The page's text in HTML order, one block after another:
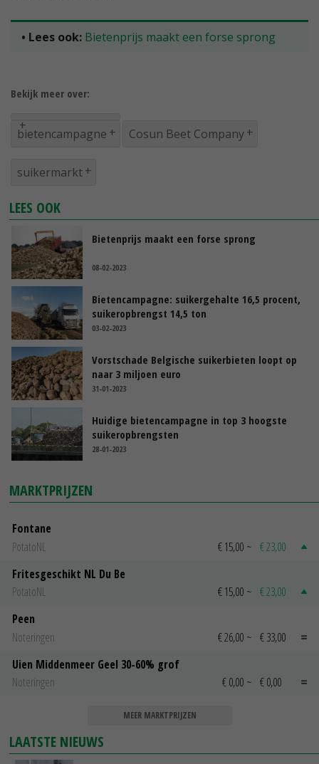
• Lees ook: Bietenprijs maakt een forse sprong
Bekijk meer over:
bietencampagne Cosun Beet Company
suikermarkt
LEES OOK
Bietenprijs maakt een forse sprong
08-02-2023
Bietencampagne: suikergehalte 16,5 procent,
suikeropbrengst 14,5 ton
03-02-2023
Vorstschade Belgische suikerbieten loopt op
naar 3 miljoen euro
31-01-2023
Huidige bietencampagne in top 3 hoogste
suikeropbrengsten
28-01-2023
MARKTPRIJZEN
Fontane
PotatoNL
€ 15,00 ~ € 23,00
Fritesgeschikt NL Du Be
PotatoNL
€ 15,00 ~ € 23,00
Peen
Noteringen
€ 26,00 ~ € 33,00
Uien Middenmeer Geel 30-60% grof
Noteringen
€ 0,00 ~ € 0,00
MEER MARKTPRIJZEN
LAATSTE NIEUWS